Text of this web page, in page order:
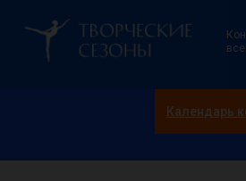
Календарь